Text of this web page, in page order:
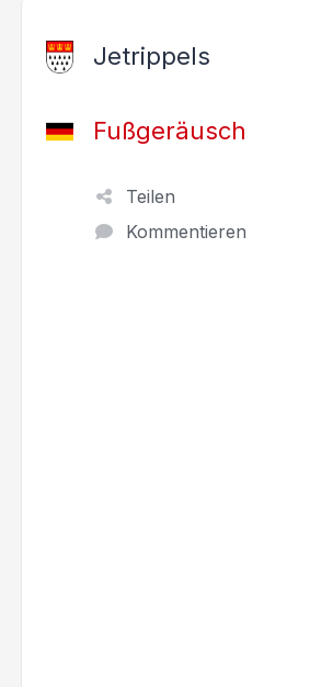
Jetrippels
Fußgeräusch
Teilen
Kommentieren